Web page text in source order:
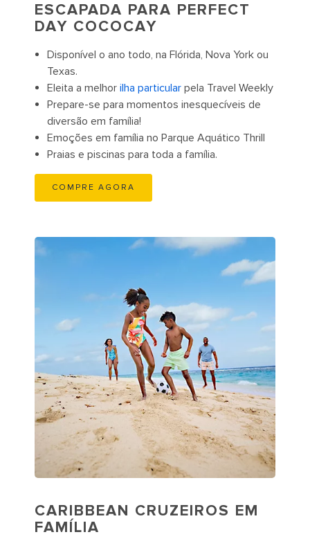
ESCAPADA PARA PERFECT
DAY COCOCAY
Disponível o ano todo, na Flórida, Nova York ou
Texas.
Eleita a melhor ilha particular pela Travel Weekly
Prepare-se para momentos inesquecíveis de
diversão em família!
Emoções em família no Parque Aquático Thrill
Praias e piscinas para toda a família.
COMPRE AGORA
CARIBBEAN CRUZEIROS EM
FAMÍLIA